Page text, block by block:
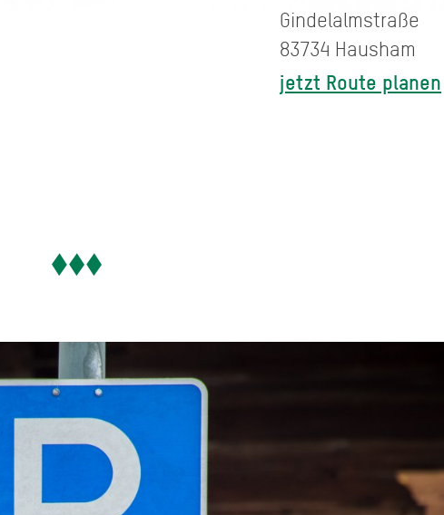
Gindelalmstraße
83734 Hausham
jetzt Route planen